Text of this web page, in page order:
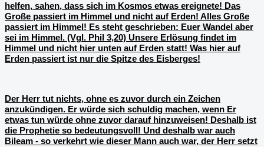
helfen, sahen, dass sich im Kosmos etwas ereignete! Das
Große passiert im Himmel und nicht auf Erden! Alles Große
passiert im Himmel! Es steht geschrieben: Euer Wandel aber
sei im Himmel. (Vgl. Phil 3,20) Unsere Erlösung findet im
Himmel und nicht hier unten auf Erden statt! Was hier auf
Erden passiert ist nur die Spitze des Eisberges!
Der Herr tut nichts, ohne es zuvor durch ein Zeichen
anzukündigen. Er würde sich schuldig machen, wenn Er
etwas tun würde ohne zuvor darauf hinzuweisen! Deshalb ist
die Prophetie so bedeutungsvoll! Und deshalb war auch
Bileam - so verkehrt wie dieser Mann auch war, der Herr setzt